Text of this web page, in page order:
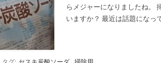
らメジャーになりましたね。
いますか？ 最近は話題になっ
タグ: セスキ炭酸ソーダ, 掃除用